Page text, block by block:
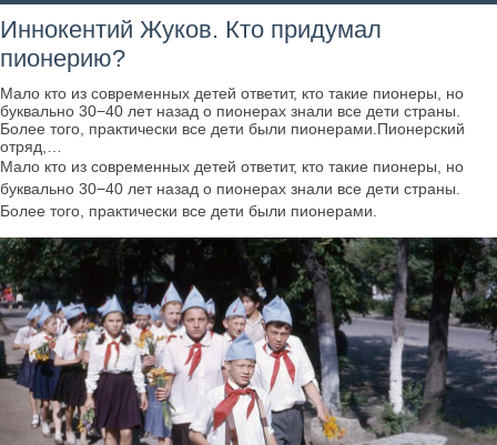
Иннокентий Жуков. Кто придумал
пионерию?
Мало кто из современных детей ответит, кто такие пионеры, но
буквально 30−40 лет назад о пионерах знали все дети страны.
Более того, практически все дети были пионерами.Пионерский
отряд,…
Мало кто из современных детей ответит, кто такие пионеры, но
буквально 30−40 лет назад о пионерах знали все дети страны.
Более того, практически все дети были пионерами.